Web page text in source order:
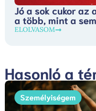
Jó a sok cukor az
a több, mint a
ELOLVASOM
Hasonló a
Személyiségem